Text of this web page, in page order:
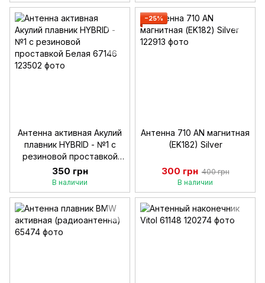
Антенна активная Акулий
плавник HYBRID - №1 с
резиновой проставкой
Белая 67146
350 грн
В наличии
−25%
Антенна 710 AN магнитная
(EK182) Silver
300 грн 400 грн
В наличии